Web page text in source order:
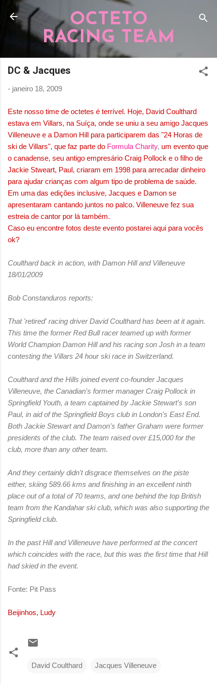
Pular para o conteúdo principal
OCTETO
RACING TEAM
DC & Jacques
- janeiro 18, 2009
Este nosso time de octetes é terrível. Hoje, David Coulthard
estava em Villars, na Suíça, onde se uniu a seu amigo Jacques
Villeneuve e a Damon Hill para participarem das "24 Horas de
ski de Villars", que faz parte do Formula Charity, um evento que
o canadense, seu antigo empresário Craig Pollock e o filho de
Jackie Stweart, Paul, criaram em 1998 para arrecadar dinheiro
para ajudar crianças com algum tipo de problema de saúde.
Em uma das edições inclusive, Jacques e Damon se
apresentaram cantando juntos no palco. Villeneuve fez sua
estreia de cantor por lá também.
Caso eu encontre fotos deste evento postarei aqui para vocês
ok?
Coulthard back in action, with Damon Hill and Villeneuve
18/01/2009
Bob Constanduros reports:
That 'retired' racing driver David Coulthard has been at it again.
This time the former Red Bull racer teamed up with former
World Champion Damon Hill and his racing son Josh in a team
contesting the Villars 24 hour ski race in Switzerland.
Coulthard and the Hills joined event co-founder Jacques
Villeneuve, the Canadian's former manager Craig Pollock in
Springfield Youth, a team captained by Jackie Stewart's son
Paul, in aid of the Springfield Boys club in London's East End.
Both Jackie Stewart and Damon's father Graham were former
presidents of the club. The team raised over £15,000 for the
club, more than any other team.
And they certainly didn't disgrace themselves on the piste
either, skiing 589.66 kms and finishing in an excellent ninth
place out of a total of 70 teams, and one behind the top British
team from the Kandahar ski club, which was also supporting the
Springfield club.
In the past Hill and Villeneuve have performed at the concert
which coincides with the race, but this was the first time that Hill
had skied in the event.
Fonte: Pit Pass
Beijinhos, Ludy
David Coulthard Jacques Villeneuve